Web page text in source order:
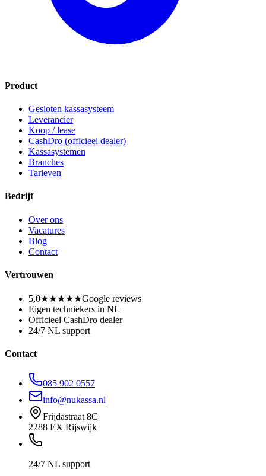
Product
Gesloten kassasysteem
Leverancier
Koop / lease
CashDro (officieel dealer)
Kassasystemen
Branches
Tarieven
Bedrijf
Over ons
Vacatures
Blog
Contact
Vertrouwen
5,0★★★★★Google reviews
Eigen techniekers in NL
Officieel CashDro dealer
24/7 NL support
Contact
085 902 0557
info@nukassa.nl
Frijdastraat 8C
2288 EX Rijswijk
24/7 NL support